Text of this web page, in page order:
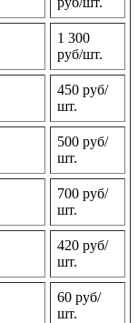
1 300
руб/шт.
450 руб/
шт.
500 руб/
шт.
700 руб/
шт.
420 руб/
шт.
60 руб/
шт.